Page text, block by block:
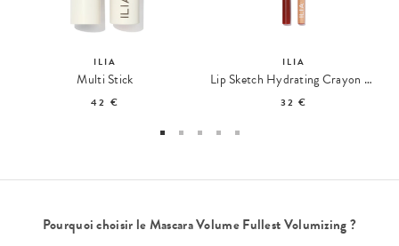
ILIA
Multi Stick
42 €
ILIA
Lip Sketch Hydrating Crayon à Lèvres Hydratant
32 €
Pourquoi choisir le Mascara Volume Fullest Volumizing ?